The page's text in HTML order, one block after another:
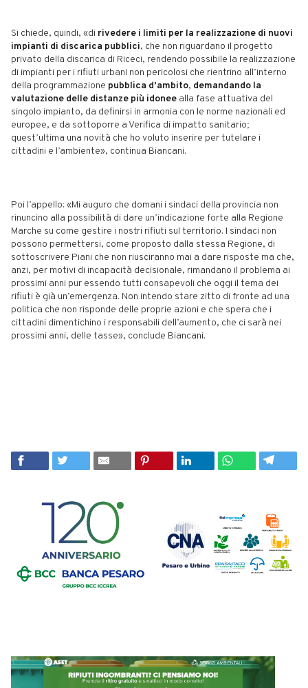
Si chiede, quindi, «di rivedere i limiti per la realizzazione di nuovi
impianti di discarica pubblici, che non riguardano il progetto
privato della discarica di Riceci, rendendo possibile la realizzazione
di impianti per i rifiuti urbani non pericolosi che rientrino all’interno
della programmazione pubblica d’ambito, demandando la
valutazione delle distanze più idonee alla fase attuativa del
singolo impianto, da definirsi in armonia con le norme nazionali ed
europee, e da sottoporre a Verifica di impatto sanitario;
quest’ultima una novità che ho voluto inserire per tutelare i
cittadini e l’ambiente», continua Biancani.
Poi l’appello: «Mi auguro che domani i sindaci della provincia non
rinuncino alla possibilità di dare un’indicazione forte alla Regione
Marche su come gestire i nostri rifiuti sul territorio. I sindaci non
possono permettersi, come proposto dalla stessa Regione, di
sottoscrivere Piani che non riusciranno mai a dare risposte ma che,
anzi, per motivi di incapacità decisionale, rimandano il problema ai
prossimi anni pur essendo tutti consapevoli che oggi il tema dei
rifiuti è già un’emergenza. Non intendo stare zitto di fronte ad una
politica che non risponde delle proprie azioni e che spera che i
cittadini dimentichino i responsabili dell’aumento, che ci sarà nei
prossimi anni, delle tasse», conclude Biancani.